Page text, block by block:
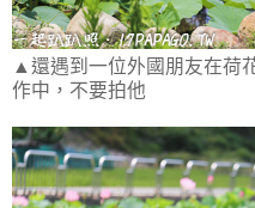
▲還遇到一位外國朋友在荷
作中，不要拍他